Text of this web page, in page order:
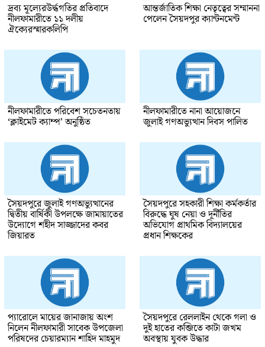
দ্রব্য মূল্যেরউর্দ্ধগতির প্রতিবাদে
নীলফামারীতে ১১ দলীয়
ঐক্যেরস্মারকলিপি
আন্তর্জাতিক শিক্ষা নেতৃত্বের সম্মাননা
পেলেন সৈয়দপুর ক্যান্টনমেন্ট
নীলফামারীতে পরিবেশ সচেতনতায়
‘ক্লাইমেট ক্যাম্প’ অনুষ্ঠিত
নীলফামারীতে নানা আয়োজনে
জুলাই গণঅভ্যুত্থান দিবস পালিত
সৈয়দপুরে জুলাই গণঅভ্যুত্থানের
দ্বিতীয় বার্ষিকী উপলক্ষে জামায়াতের
উদ্যোগে শহীদ সাজ্জাদের কবর
জিয়ারত
সৈয়দপুরে সহকারী শিক্ষা কর্মকর্তার
বিরুদ্ধে ঘুষ নেয়া ও দূর্নীতির
অভিযোগ প্রাথমিক বিদ্যালয়ের
প্রধান শিক্ষকের
প্যারোলে মায়ের জানাজায় অংশ
নিলেন নীলফামারী সাবেক উপজেলা
পরিষদের চেয়ারম্যান শাহিদ মাহমুদ
সৈয়দপুরে রেললাইন থেকে গলা ও
দুই হাতের কব্জিতে কাটা জখম
অবস্থায় যুবক উদ্ধার